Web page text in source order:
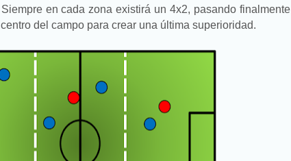
en cada zona existirá un 4x2, pasando finalmente
del campo para crear una última superioridad.